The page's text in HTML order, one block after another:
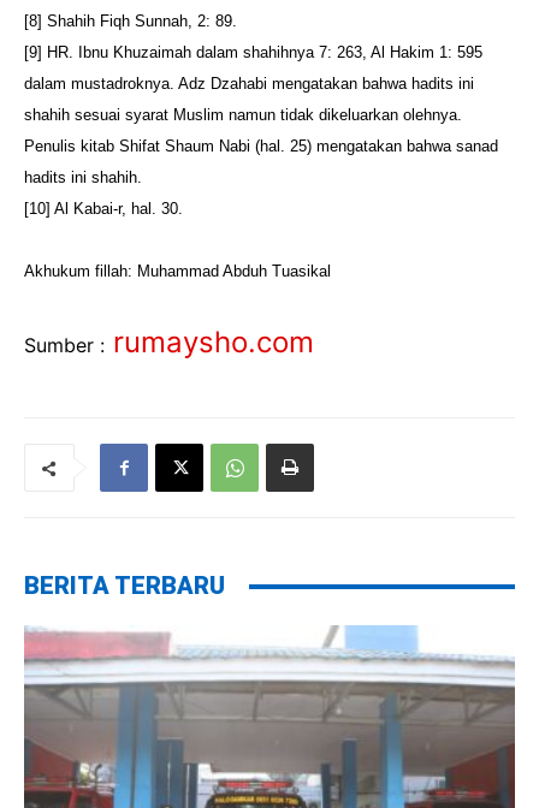
[8] Shahih Fiqh Sunnah, 2: 89.
[9] HR. Ibnu Khuzaimah dalam shahihnya 7: 263, Al Hakim 1: 595
dalam mustadroknya. Adz Dzahabi mengatakan bahwa hadits ini
shahih sesuai syarat Muslim namun tidak dikeluarkan olehnya.
Penulis kitab Shifat Shaum Nabi (hal. 25) mengatakan bahwa sanad
hadits ini shahih.
[10] Al Kabai-r, hal. 30.
Akhukum fillah: Muhammad Abduh Tuasikal
Sumber : rumaysho.com
BERITA TERBARU